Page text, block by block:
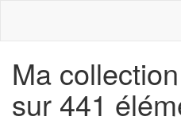
Ma
sur 441